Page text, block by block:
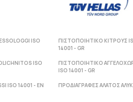
ISO
ΠΙΣΤΟΠΟΙΗΤΙΚΟ ΚΙΤΡΟΥΣ
14001 - GR
ISO
ΠΙΣΤΟΠΟΙΗΤΙΚΟ
ISO 14001 - GR
ISO 14001 - ΕΝ ΠΡΟΔΙΑΓΡΑΦΕΣ ΑΛΑΤΟΣ